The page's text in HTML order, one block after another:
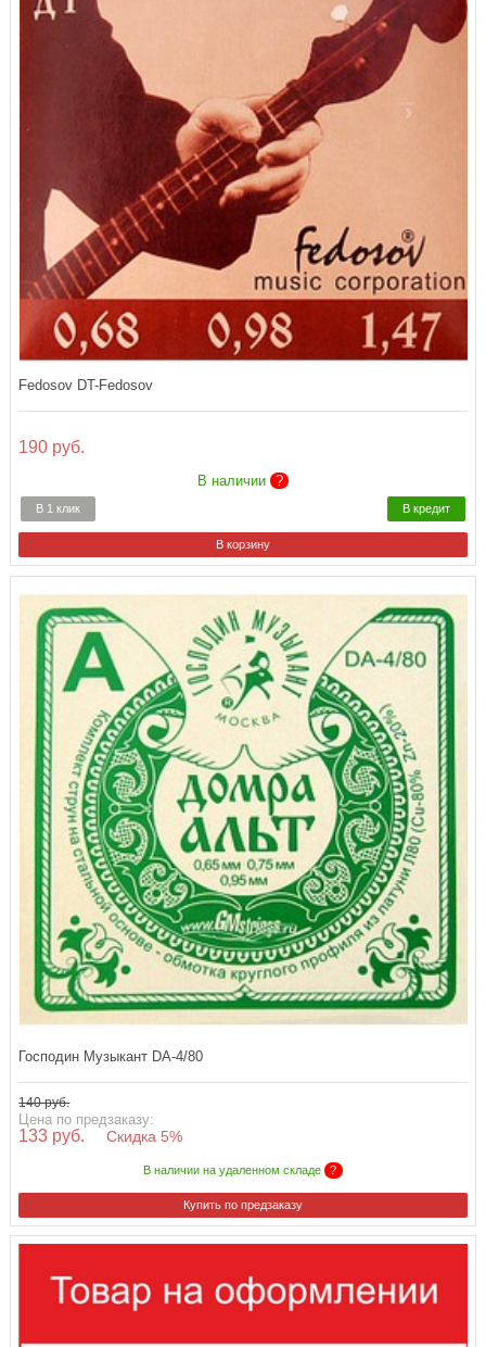
Fedosov DT-Fedosov
190 руб.
В наличии ?
В 1 клик В кредит
Господин Музыкант DA-4/80
140 руб.
Цена по предзаказу:
133 руб. Скидка 5%
В наличии на удаленном складе ?
Купить по предзаказу